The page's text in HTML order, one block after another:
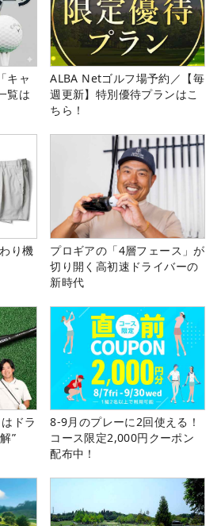
キャ
覧は
ALBA Netゴルフ場予約／【毎
週更新】特別優待プランはこ
ちら！
り機
プロギアの「4層フェース」が
切り開く高初速ドライバーの
新時代
ドラ
”
8-9月のプレーに2回使える！
コース限定2,000円クーポン
配布中！